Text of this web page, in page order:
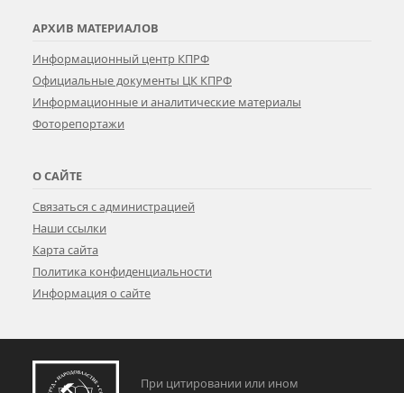
АРХИВ МАТЕРИАЛОВ
Информационный центр КПРФ
Официальные документы ЦК КПРФ
Информационные и аналитические материалы
Фоторепортажи
О САЙТЕ
Связаться с администрацией
Наши ссылки
Карта сайта
Политика конфиденциальности
Информация о сайте
При цитировании или ином